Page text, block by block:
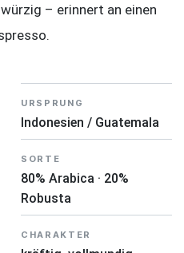
– erinnert an einen
URSPRUNG
Indonesien / Guatemala
SORTE
80% Arabica · 20%
Robusta
CHARAKTER